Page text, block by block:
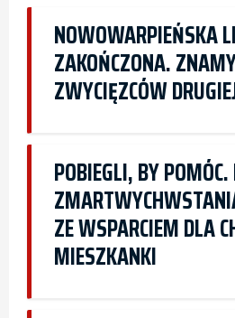
NOWOWARPIEŃSKA
ZAKOŃCZONA.
ZWYCIĘZCÓW
POBIEGLI, BY
ZE WSPARCIEM DLA
MIESZKANKI